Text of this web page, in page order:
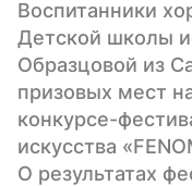
Воспитанники
Детской школы
Образцовой из
призовых мест
конкурсе-
искусства
О результатах